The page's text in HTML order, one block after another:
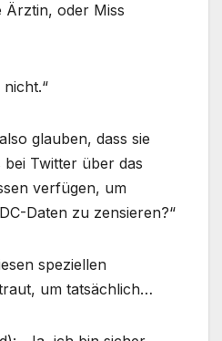
Ärztin, oder Miss
nicht.“
glauben, dass sie
Twitter über das
verfügen, um
Daten zu zensieren?“
speziellen
um tatsächlich…